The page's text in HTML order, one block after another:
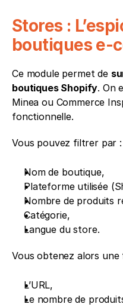
Stores :
boutiques e-
Ce module permet de
boutiques Shopify. On
Minea ou Commerce
fonctionnelle.
Vous pouvez filtrer par :
Nom de boutique,
Plateforme utilisée
Nombre de produits
Catégorie,
Langue du store.
Vous obtenez alors
L’URL,
Le nombre de